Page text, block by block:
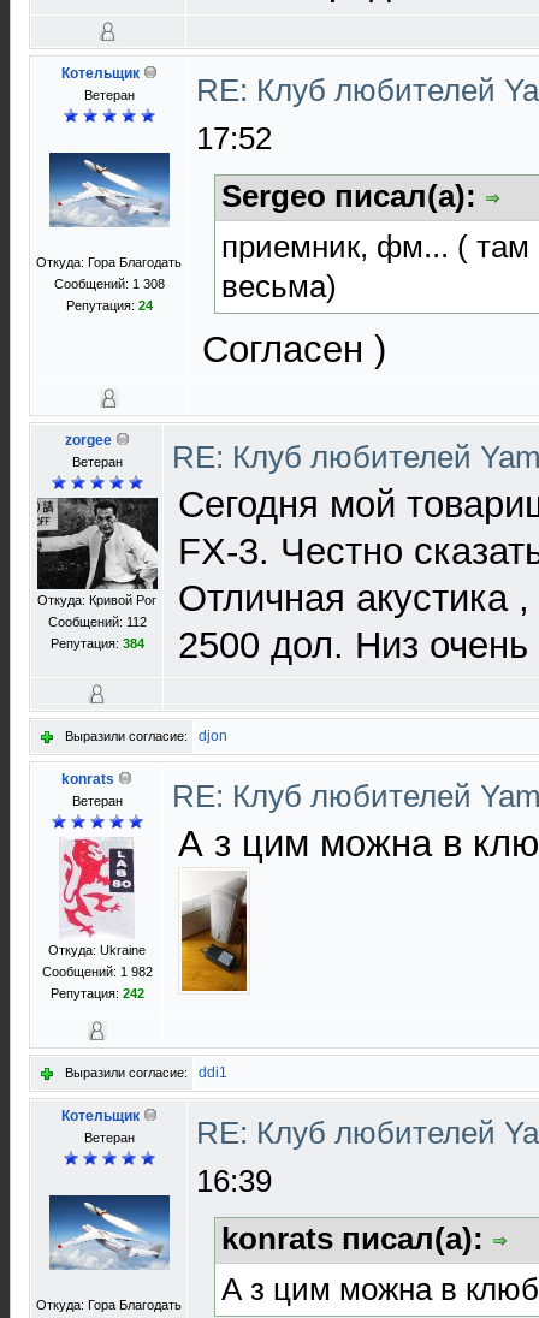
Котельщик
Ветеран
Откуда: Гора Благодать
Сообщений: 1 308
Репутация: 24
RE: Клуб любителей
17:52
Sergeo писал(а):
приемник, фм... ( там
весьма)
Согласен )
zorgee
Ветеран
Откуда: Кривой Рог
Сообщений: 112
Репутация: 384
RE: Клуб любителей
Сегодня мой
FХ-3. Честно
Отличная акустика
2500 дол. Низ
Выразили согласие: djon
konrats
Ветеран
Откуда: Ukraine
Сообщений: 1 982
Репутация: 242
RE: Клуб любителей
А з цим можна в
Выразили согласие: ddi1
Котельщик
Ветеран
Откуда: Гора Благодать
RE: Клуб любителей
16:39
konrats писал(а):
А з цим можна в